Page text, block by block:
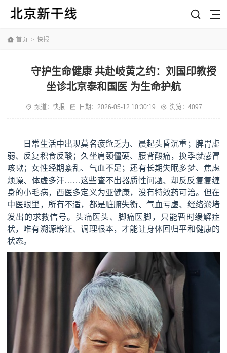
首页 > 快报
守护生命健康 共赴岐黄之约：刘国印教授
坐诊北京泰和国医 为生命护航
频道： 快报 日期： 2026-05-12 10:30:19 浏览：4097
日常生活中出现莫名疲惫乏力、晨起头昏沉重；脾胃虚
弱、反复积食反酸；久坐肩颈僵硬、腰背酸痛，换季就感冒
咳嗽；女性经期紊乱、气血不足；还有长期失眠多梦、焦虑
烦躁、体虚多汗……这些查不出器质性问题、却反反复复缠
身的小毛病，西医多定义为亚健康，没有特效药可治。但在
中医眼里，所有不适，都是脏腑失衡、气血亏虚、经络淤堵
发出的求救信号。头痛医头、脚痛医脚，只能暂时缓解症
状，唯有溯源辨证、调理根本，才能让身体回归平和健康的
状态。